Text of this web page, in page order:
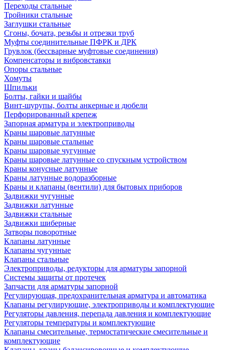
Переходы стальные
Тройники стальные
Заглушки стальные
Сгоны, бочата, резьбы и отрезки труб
Муфты соединительные ПФРК и ДРК
Грувлок (бессварные муфтовые соединения)
Компенсаторы и вибровставки
Опоры стальные
Хомуты
Шпильки
Болты, гайки и шайбы
Винт-шурупы, болты анкерные и дюбели
Перфорированный крепеж
Запорная арматура и электроприводы
Краны шаровые латунные
Краны шаровые стальные
Краны шаровые чугунные
Краны шаровые латунные со спускным устройством
Краны конусные латунные
Краны латунные водоразборные
Краны и клапаны (вентили) для бытовых приборов
Задвижки чугунные
Задвижки латунные
Задвижки стальные
Задвижки шиберные
Затворы поворотные
Клапаны латунные
Клапаны чугунные
Клапаны стальные
Электроприводы, редукторы для арматуры запорной
Системы защиты от протечек
Запчасти для арматуры запорной
Регулирующая, предохранительная арматура и автоматика
Клапаны регулирующие, электроприводы и комплектующие
Регуляторы давления, перепада давления и комплектующие
Регуляторы температуры и комплектующие
Клапаны смесительные, термостатические смесительные и
комплектующие